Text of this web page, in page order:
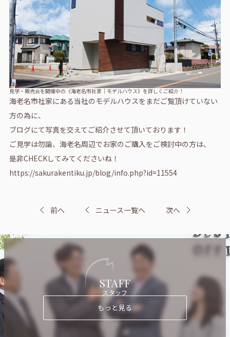
見学・販売会を開催中の《海老名市社家｜モデルハウス》を詳しくご紹介！
海老名市社家にある当社のモデルハウスをまだご覧頂けていない
方の為に、
ブログにて写真を交えてご紹介させて頂いております！
ご見学は勿論、海老名周辺でお家のご購入をご検討中の方は、
是非CHECKしてみてくださいね！
https://sakurakentiku.jp/blog/info.php?id=11554
前へ ニュース一覧へ 次へ
STAFF
スタッフ
もっと見る